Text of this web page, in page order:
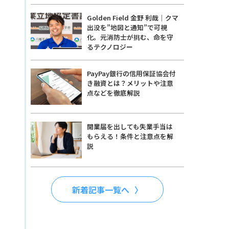
Golden Field 金野 利哉｜クマ
出没を”地図と通知”で可視
化。元消防士が挑む、命を守
るテクノロジー
PayPay銀行の信用保証協会付
き融資とは？メリットや注意
点などを徹底解説
開業届を出しても失業手当は
もらえる！条件と注意点を解
説
新着記事一覧へ